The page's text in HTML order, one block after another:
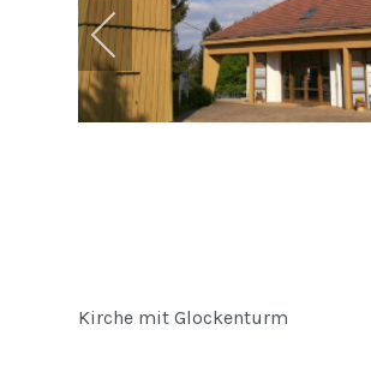
Kirche mit Glockenturm